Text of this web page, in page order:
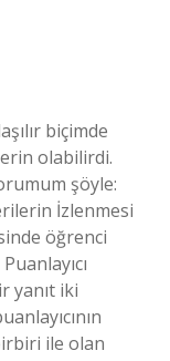
biçimde
olabilirdi.
şöyle:
İzlenmesi
öğrenci
yanıt iki
ile olan